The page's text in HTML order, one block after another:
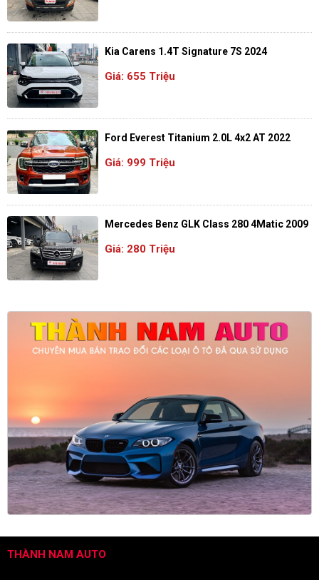
Kia Carens 1.4T Signature 7S 2024
Giá: 655 Triệu
Ford Everest Titanium 2.0L 4x2 AT 2022
Giá: 999 Triệu
Mercedes Benz GLK Class 280 4Matic 2009
Giá: 280 Triệu
THÀNH NAM AUTO